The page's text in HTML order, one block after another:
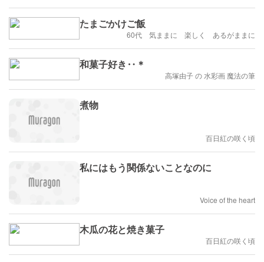
たまごかけご飯
60代 気ままに 楽しく あるがままに
和菓子好き‥＊
高塚由子 の 水彩画 魔法の筆
煮物
百日紅の咲く頃
私にはもう関係ないことなのに
Voice of the heart
木瓜の花と焼き菓子
百日紅の咲く頃